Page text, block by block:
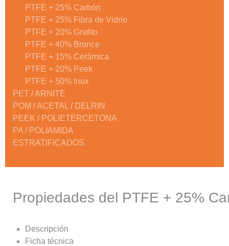
PTFE + 25% Carbón
PTFE + 25% Fibra de Vidrio
PTFE + 20% Grafito
PTFE + 40% Bronce
PTFE + 15% Cerámica
PTFE + 20% Peek
PTFE + 50% Inox
PET / ARNITE
POM / ACETAL / DELRIN
PEEK / POLIETERCETONA
PA / POLIAMIDA
ESTRATIFICADOS
Propiedades del PTFE + 25%
Descripción
Ficha técnica